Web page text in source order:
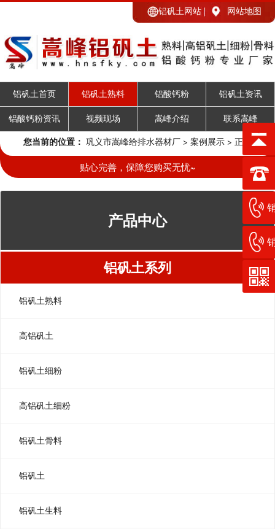
铝矾土网站 网站地图
铝矾土首页 铝矾土熟料 铝酸钙粉 铝矾土资讯
铝酸钙粉资讯 视频现场 嵩峰介绍 联系嵩峰
您当前的位置： 巩义市嵩峰给排水器材厂 > 案例展示 > 正文
贴心完善，保障您购买无忧~
产品中心
铝矾土系列
铝矾土熟料
高铝矾土
铝矾土细粉
高铝矾土细粉
铝矾土骨料
铝矾土
铝矾土生料